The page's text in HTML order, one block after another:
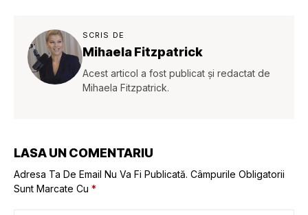
SCRIS DE
Mihaela Fitzpatrick
Acest articol a fost publicat și redactat de
Mihaela Fitzpatrick.
LASA UN COMENTARIU
Adresa Ta De Email Nu Va Fi Publicată. Câmpurile Obligatorii
Sunt Marcate Cu *